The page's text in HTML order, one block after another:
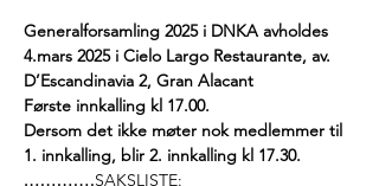
Generalforsamling 2025 i DNKA avholdes
4.mars 2025 i Cielo Largo Restaurante, av.
D’Escandinavia 2, Gran Alacant
Første innkalling kl 17.00.
Dersom det ikke møter nok medlemmer til
1. innkalling, blir 2. innkalling kl 17.30.
.…………SAKSLISTE: